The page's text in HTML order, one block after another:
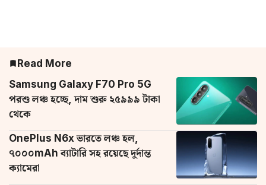
Read More
Samsung Galaxy F70 Pro 5G
পরশু লঞ্চ হচ্ছে, দাম শুরু ২৫৯৯৯ টাকা
থেকে
OnePlus N6x ভারতে লঞ্চ হল,
৭০০০mAh ব্যাটারি সহ রয়েছে দুর্দান্ত
ক্যামেরা